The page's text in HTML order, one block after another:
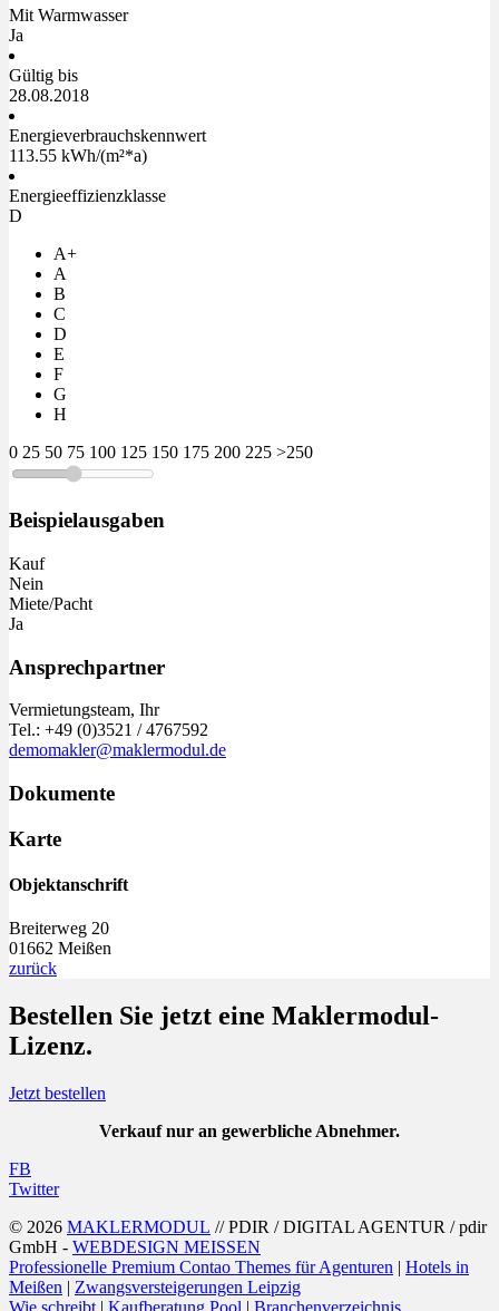
Mit Warmwasser
Ja
Gültig bis
28.08.2018
Energieverbrauchskennwert
113.55 kWh/(m²*a)
Energieeffizienzklasse
D
A+
A
B
C
D
E
F
G
H
0 25 50 75 100 125 150 175 200 225 >250
Beispielausgaben
Kauf
Nein
Miete/Pacht
Ja
Ansprechpartner
Vermietungsteam, Ihr
Tel.: +49 (0)3521 / 4767592
demomakler@maklermodul.de
Dokumente
Karte
Objektanschrift
Breiterweg 20
01662 Meißen
zurück
Bestellen Sie jetzt eine Maklermodul-
Lizenz.
Jetzt bestellen
Verkauf nur an gewerbliche Abnehmer.
FB
Twitter
© 2026 MAKLERMODUL // PDIR / DIGITAL AGENTUR / pdir
GmbH - WEBDESIGN MEISSEN
Professionelle Premium Contao Themes für Agenturen | Hotels in
Meißen | Zwangsversteigerungen Leipzig
Wie schreibt | Kaufberatung Pool | Branchenverzeichnis